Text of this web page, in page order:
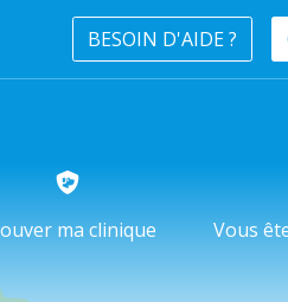
BESOIN D'AIDE ?
ma clinique
Vous